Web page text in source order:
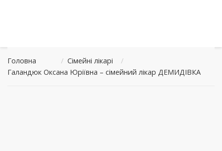
Головна / Сімейні лікарі
/
Галандюк Оксана Юріївна – сімейний лікар ДЕМИДІВКА